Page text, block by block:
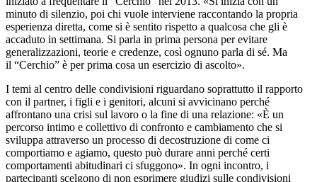
minuto di silenzio, poi chi vuole interviene raccontando la propria
esperienza diretta, come si è sentito rispetto a qualcosa che gli è
accaduto in settimana. Si parla in prima persona per evitare
generalizzazioni, teorie e credenze, così ognuno parla di sé. Ma
il “Cerchio” è per prima cosa un esercizio di ascolto».
I temi al centro delle condivisioni riguardano soprattutto il rapporto
con il partner, i figli e i genitori, alcuni si avvicinano perché
affrontano una crisi sul lavoro o la fine di una relazione: «È un
percorso intimo e collettivo di confronto e cambiamento che si
sviluppa attraverso un processo di decostruzione di come ci
comportiamo e agiamo, questo può durare anni perché certi
comportamenti abitudinari ci sfuggono». In ogni incontro, i
partecipanti scelgono di non esprimere giudizi sulle condivisioni